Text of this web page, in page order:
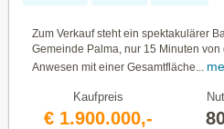
Zum Verkauf steht ein spektakulärer
Gemeinde Palma, nur 15 Minuten von
Anwesen mit einer Gesamtfläche...
Kaufpreis
€ 1.900.000,-